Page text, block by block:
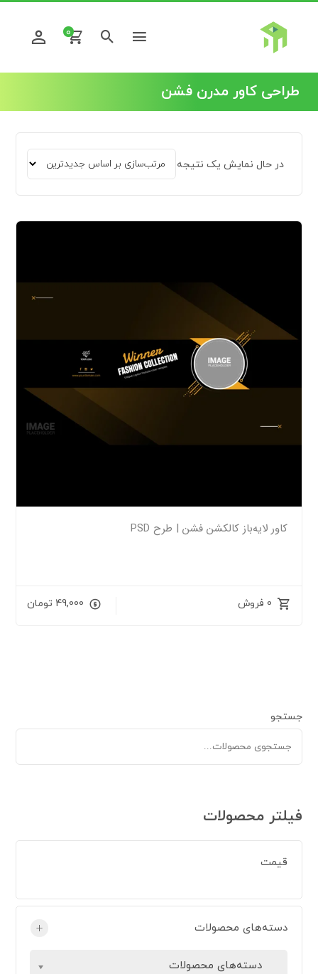
0
طراحی کاور مدرن فشن
در حال نمایش یک نتیجه
کاور لایه‌باز کالکشن فشن | طرح PSD
0 فروش 49,000 تومان
جستجو
فیلتر محصولات
قیمت
دسته‌های محصولات +
دسته‌های محصولات